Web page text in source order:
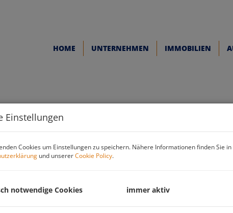
HOME UNTERNEHMEN IMMOBILIEN
Einstellungen
Cookies um Einstellungen zu speichern. Nähere Informationen finden Sie
und unsererCookie Policy.
notwendige Cookies immer aktiv